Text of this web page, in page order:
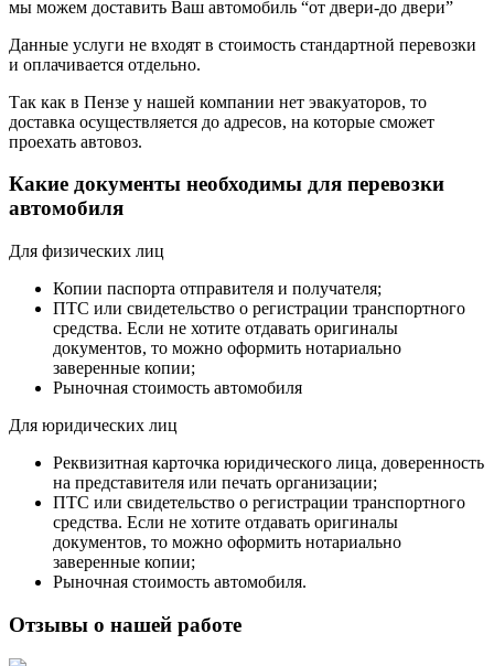
мы можем доставить Ваш автомобиль “от двери-до двери”
Данные услуги не входят в стоимость стандартной перевозки
и оплачивается отдельно.
Так как в Пензе у нашей компании нет эвакуаторов, то
доставка осуществляется до адресов, на которые сможет
проехать автовоз.
Какие документы необходимы для перевозки
автомобиля
Для физических лиц
Копии паспорта отправителя и получателя;
ПТС или свидетельство о регистрации транспортного
средства. Если не хотите отдавать оригиналы
документов, то можно оформить нотариально
заверенные копии;
Рыночная стоимость автомобиля
Для юридических лиц
Реквизитная карточка юридического лица, доверенность
на представителя или печать организации;
ПТС или свидетельство о регистрации транспортного
средства. Если не хотите отдавать оригиналы
документов, то можно оформить нотариально
заверенные копии;
Рыночная стоимость автомобиля.
Отзывы о нашей работе